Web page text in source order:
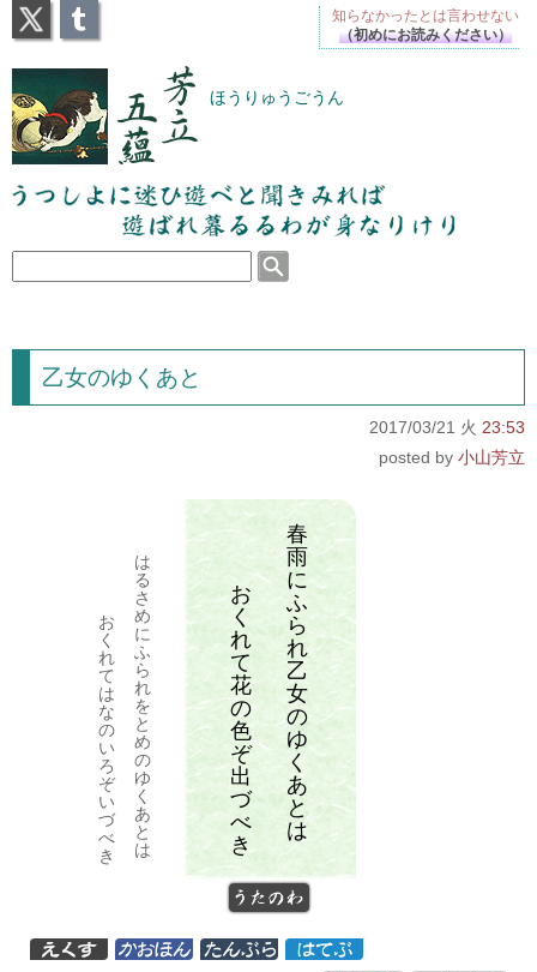
芳立五蘊 ほうりゅうごうん
うつしよに迷ひ遊べと聞きみれば遊ばれ暮るるわが
身なりけり
乙女のゆくあと
2017/03/21 火 23:53
小山芳立
春
雨
に
ふ
ら
れ
乙
女
の
ゆ
く
あ
と
は
お
く
れ
て
花
の
色
ぞ
出
づ
べ
き
は
る
さ
め
に
ふ
ら
れ
を
と
め
の
ゆ
く
あ
と
は
お
く
れ
て
は
な
の
い
ろ
ぞ
い
づ
べ
き
うたのわ
知らなかったとは言わせない
（初めにお読みください）
X Tumblr